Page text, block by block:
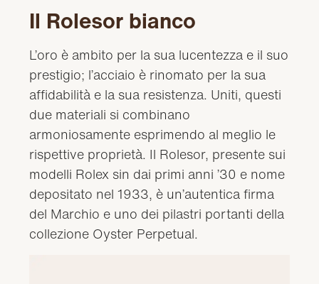
Il Rolesor bianco
L’oro è ambito per la sua lucentezza e il suo
prestigio; l’acciaio è rinomato per la sua
affidabilità e la sua resistenza. Uniti, questi
due materiali si combinano
armoniosamente esprimendo al meglio le
rispettive proprietà. Il Rolesor, presente sui
modelli Rolex sin dai primi anni ’30 e nome
depositato nel 1933, è un’autentica firma
del Marchio e uno dei pilastri portanti della
collezione Oyster Perpetual.